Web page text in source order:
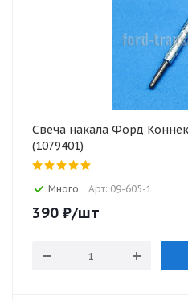
Свеча накала Форд
(1079401)
Много Арт: 09-605-1
390 ₽/шт